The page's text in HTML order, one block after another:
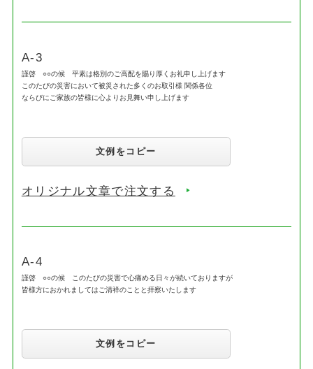
A-3
謹啓 ○○の候 平素は格別のご高配を賜り厚くお礼申し上げます
このたびの災害において被災された多くのお取引様 関係各位
ならびにご家族の皆様に心よりお見舞い申し上げます
文例をコピー
オリジナル文章で注文する
A-4
謹啓 ○○の候 このたびの災害で心痛める日々が続いておりますが
皆様方におかれましてはご清祥のことと拝察いたします
文例をコピー